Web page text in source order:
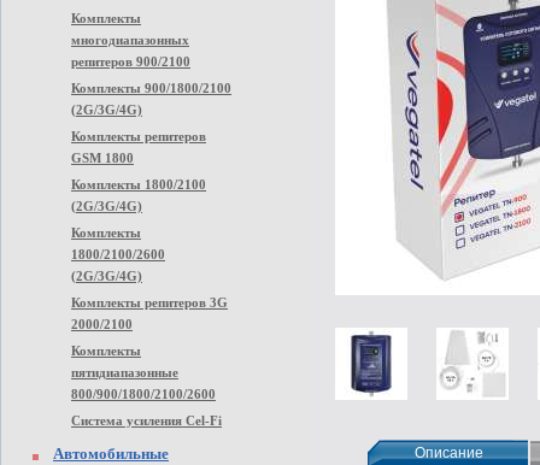
Комплекты
многодиапазонных
репитеров 900/2100
Комплекты 900/1800/2100
(2G/3G/4G)
Комплекты репитеров
GSM 1800
Комплекты 1800/2100
(2G/3G/4G)
Комплекты
1800/2100/2600
(2G/3G/4G)
Комплекты репитеров 3G
2000/2100
Комплекты
пятидиапазонные
800/900/1800/2100/2600
Система усиления Cel-Fi
Автомобильные
Описание
Описание